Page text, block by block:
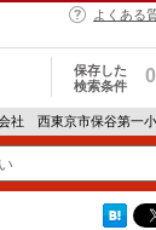
よくある
保存した
検索条件
0
社 西東京市保谷第一